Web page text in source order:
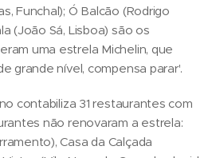
Funchal); Ó Balcão (Rodrigo
(João Sá, Lisboa) são os
uma estrela Michelin, que
grande nível, compensa parar'.
contabiliza 31 restaurantes com
não renovaram a estrela:
Casa da Calçada